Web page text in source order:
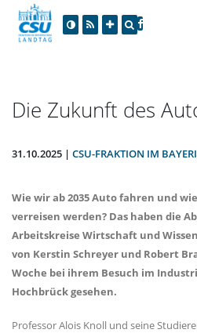
Die Zukunft des
31.10.2025 | CSU-FRAKTION IM
Wie wir ab 2035 Auto fahren und
verreisen werden? Das haben die
Arbeitskreise Wirtschaft und
von Kerstin Schreyer und Robert
Woche bei ihrem Besuch im
Hochbrück gesehen.
Professor Alois Knoll und seine